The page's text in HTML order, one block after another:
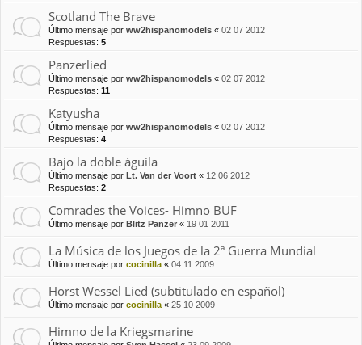
Scotland The Brave
Último mensaje por ww2hispanomodels « 02 07 2012
Respuestas: 5
Panzerlied
Último mensaje por ww2hispanomodels « 02 07 2012
Respuestas: 11
Katyusha
Último mensaje por ww2hispanomodels « 02 07 2012
Respuestas: 4
Bajo la doble águila
Último mensaje por Lt. Van der Voort « 12 06 2012
Respuestas: 2
Comrades the Voices- Himno BUF
Último mensaje por Blitz Panzer « 19 01 2011
La Música de los Juegos de la 2ª Guerra Mundial
Último mensaje por cocinilla « 04 11 2009
Horst Wessel Lied (subtitulado en español)
Último mensaje por cocinilla « 25 10 2009
Himno de la Kriegsmarine